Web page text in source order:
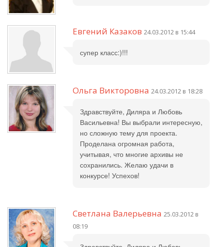
Евгений Казаков 24.03.2012 в 15:44
супер класс:)!!!
Ольга Викторовна 24.03.2012 в 18:28
Здравствуйте, Диляра и Любовь
Васильевна! Вы выбрали интересную,
но сложную тему для проекта.
Проделана огромная работа,
учитывая, что многие архивы не
сохранились. Желаю удачи в
конкурсе! Успехов!
Светлана Валерьевна 25.03.2012 в
08:19